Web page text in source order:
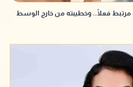
فعلًا.. وخطيبته من خارج الوسط